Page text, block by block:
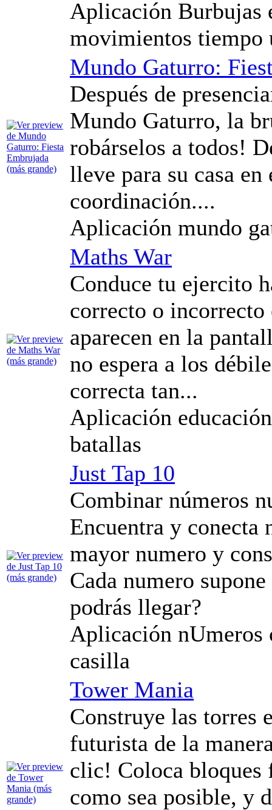
Aplicación Burbujas
movimientos tiempo
Mundo Gaturro:
Después de
Mundo Gaturro, la
robárselos a todos!
lleve para su casa
coordinación....
Aplicación mundo
Maths War
Conduce tu ejercito
correcto o incorrecto
aparecen en la
no espera a los
correcta tan...
Aplicación
batallas
Just Tap 10
Combinar números
Encuentra y conecta
mayor numero y
Cada numero
podrás llegar?
Aplicación nUmeros
casilla
Tower Mania
Construye las torres
futurista de la
clic! Coloca bloques
como sea posible, y